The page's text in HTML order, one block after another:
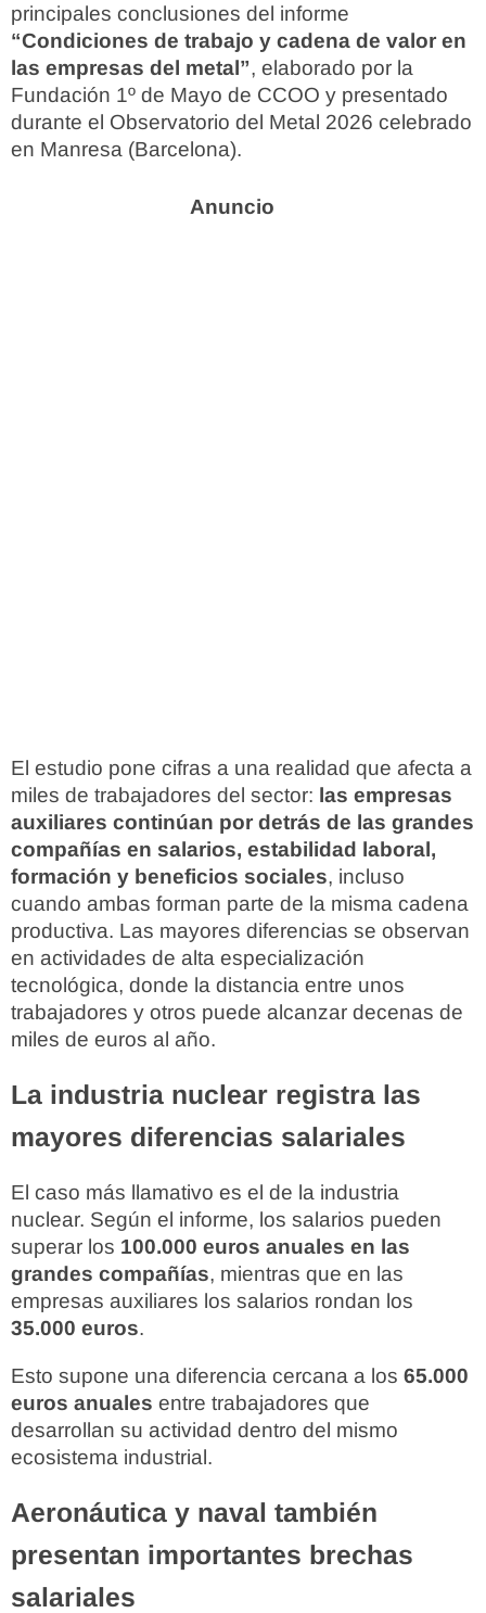
principales conclusiones del informe
“Condiciones de trabajo y cadena de valor en
las empresas del metal”, elaborado por la
Fundación 1º de Mayo de CCOO y presentado
durante el Observatorio del Metal 2026 celebrado
en Manresa (Barcelona).
El estudio pone cifras a una realidad que afecta a
miles de trabajadores del sector: las empresas
auxiliares continúan por detrás de las grandes
compañías en salarios, estabilidad laboral,
formación y beneficios sociales, incluso
cuando ambas forman parte de la misma cadena
productiva. Las mayores diferencias se observan
en actividades de alta especialización
tecnológica, donde la distancia entre unos
trabajadores y otros puede alcanzar decenas de
miles de euros al año.
La industria nuclear registra las
mayores diferencias salariales
El caso más llamativo es el de la industria
nuclear. Según el informe, los salarios pueden
superar los 100.000 euros anuales en las
grandes compañías, mientras que en las
empresas auxiliares los salarios rondan los
35.000 euros.
Esto supone una diferencia cercana a los 65.000
euros anuales entre trabajadores que
desarrollan su actividad dentro del mismo
ecosistema industrial.
Aeronáutica y naval también
presentan importantes brechas
salariales